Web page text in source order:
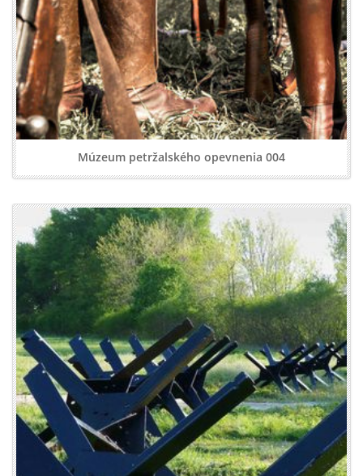
Múzeum petržalského opevnenia 004